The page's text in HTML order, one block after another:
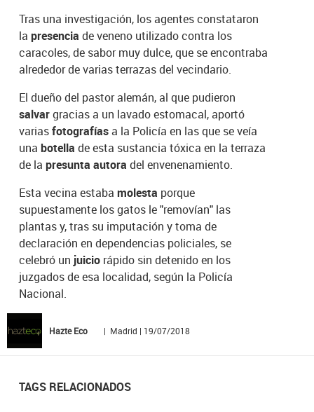
Tras una investigación, los agentes constataron
la presencia de veneno utilizado contra los
caracoles, de sabor muy dulce, que se encontraba
alrededor de varias terrazas del vecindario.
El dueño del pastor alemán, al que pudieron
salvargracias a un lavado estomacal, aportó
variasfotografíasa la Policía en las que se veía
una botella de esta sustancia tóxica en la terraza
de lapresunta autora del envenenamiento.
Esta vecina estabamolesta porque
supuestamente los gatos le "removían" las
plantas y, tras su imputación y toma de
declaración en dependencias policiales, se
celebró unjuicio rápido sin detenido en los
juzgados de esa localidad, según la Policía
Nacional.
Hazte Eco | Madrid | 19/07/2018
TAGS RELACIONADOS